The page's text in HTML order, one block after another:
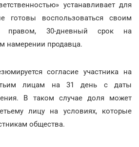
устанавливает для
готовы воспользоваться своим
правом, 30-дневный срок на
намерении продавца.
согласие участника на
лицам на 31 день с даты
В таком случае доля может
лицу на условиях, которые
общества.